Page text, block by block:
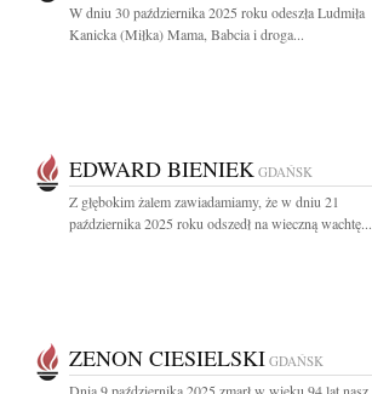
W dniu 30 października 2025 roku odeszła Ludmiła
Kanicka (Miłka) Mama, Babcia i droga...
EDWARD BIENIEK GDAŃSK
Z głębokim żalem zawiadamiamy, że w dniu 21
października 2025 roku odszedł na wieczną wachtę...
ZENON CIESIELSKI GDAŃSK